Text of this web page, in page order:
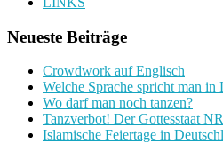
Neueste Beiträge
Crowdwork auf Englisch
Welche Sprache spricht man in
Wo darf man noch tanzen?
Tanzverbot! Der Gottesstaat
Islamische Feiertage in